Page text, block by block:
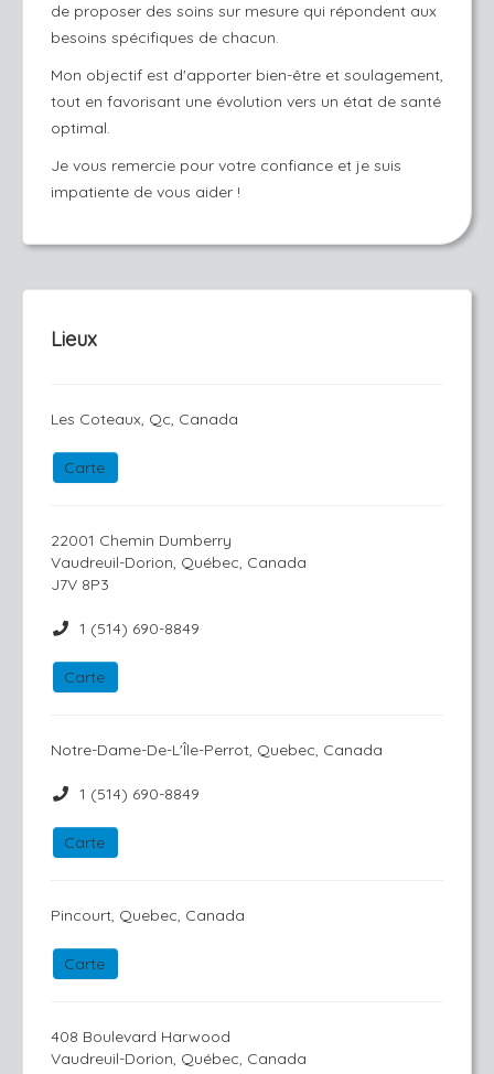
de proposer des soins sur mesure qui répondent aux
besoins spécifiques de chacun.
Mon objectif est d'apporter bien-être et soulagement,
tout en favorisant une évolution vers un état de santé
optimal.
Je vous remercie pour votre confiance et je suis
impatiente de vous aider !
Lieux
Les Coteaux, Qc, Canada
Carte
22001 Chemin Dumberry
Vaudreuil-Dorion, Québec, Canada
J7V 8P3
1 (514) 690-8849
Carte
Notre-Dame-De-L'Île-Perrot, Quebec, Canada
1 (514) 690-8849
Carte
Pincourt, Quebec, Canada
Carte
408 Boulevard Harwood
Vaudreuil-Dorion, Québec, Canada